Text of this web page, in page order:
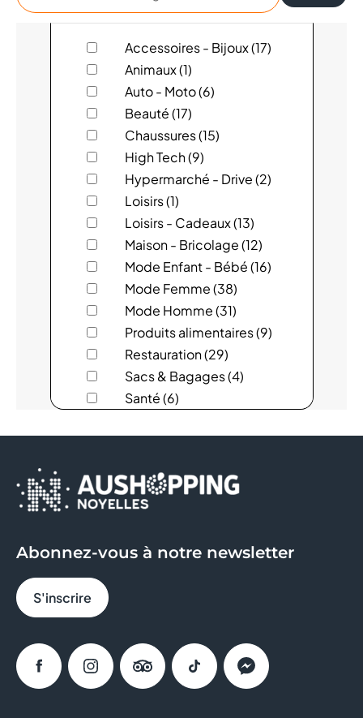
un
magasin
123 PARE-BRISE
4 MURS
ACTION
ADOPT'
AGENCE VOYAGES BAUDART
ALIZÉS PRESSING
ARMAND THIERY
AU BUREAU
AUCHAN
AUCHAN DRIVE
BLEU
BONOBO
Accessoires - Bijoux (17)
Animaux (1)
Auto - Moto (6)
Beauté (17)
Chaussures (15)
High Tech (9)
Hypermarché - Drive (2)
Loisirs (1)
Loisirs - Cadeaux (13)
Maison - Bricolage (12)
Mode Enfant - Bébé (16)
Mode Femme (38)
Mode Homme (31)
Produits alimentaires (9)
Restauration (29)
Sacs & Bagages (4)
Santé (6)
Sous-vêtements (8)
Sweat Eats (1)
Abonnez-vous à notre newsletter
S'inscrire
FacebookInstagramTripadvisorTiktok Messenger